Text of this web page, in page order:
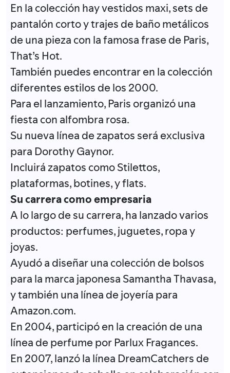
En la colección hay vestidos maxi, sets de
pantalón corto y trajes de baño metálicos
de una pieza con la famosa frase de Paris,
That’s Hot.
También puedes encontrar en la colección
diferentes estilos de los 2000.
Para el lanzamiento, Paris organizó una
fiesta con alfombra rosa.
Su nueva línea de zapatos será exclusiva
para Dorothy Gaynor.
Incluirá zapatos como Stilettos,
plataformas, botines, y flats.
Su carrera como empresaria
A lo largo de su carrera, ha lanzado varios
productos: perfumes, juguetes, ropa y
joyas.
Ayudó a diseñar una colección de bolsos
para la marca japonesa Samantha Thavasa,
y también una línea de joyería para
Amazon.com.
En 2004, participó en la creación de una
línea de perfume por Parlux Fragances.
En 2007, lanzó la línea DreamCatchers de